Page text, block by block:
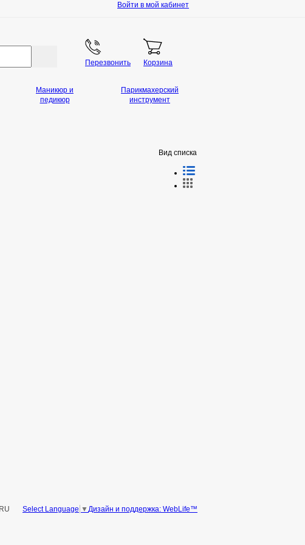
Войти в мой кабинет
Перезвонить Корзина
Вид списка
Маникюр и
педикюр
Парикмахерский
инструмент
Дизайн и поддержка: WebLife™
Select Language ▼
RU